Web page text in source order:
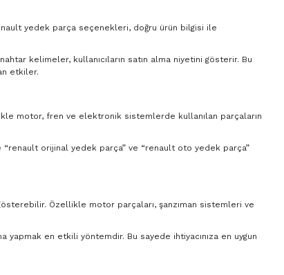
yedek parça seçenekleri, doğru ürün bilgisi ile
kelimeler, kullanıcıların satın alma niyetini gösterir. Bu
etkiler.
motor, fren ve elektronik sistemlerde kullanılan parçaların
“renault orijinal yedek parça” ve “renault oto yedek parça”
Özellikle motor parçaları, şanzıman sistemleri ve
en etkili yöntemdir. Bu sayede ihtiyacınıza en uygun